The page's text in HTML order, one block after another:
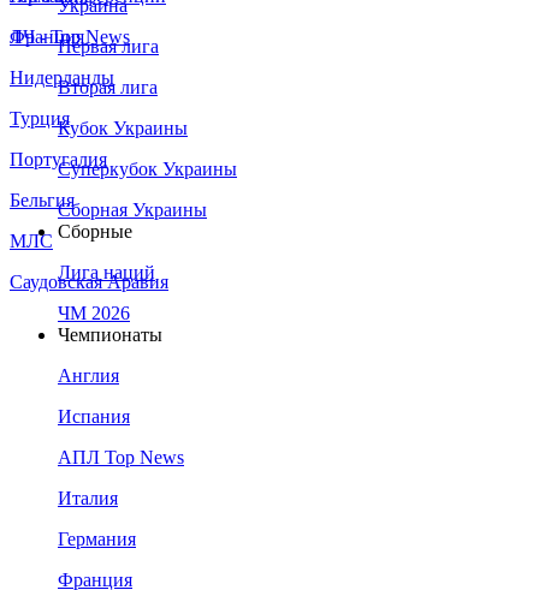
Франция
Нидерланды
Турция
Португалия
Бельгия
МЛС
Саудовская Аравия
ЛЧ - Top News
Украина
Первая лига
Вторая лига
Кубок Украины
Суперкубок Украины
Сборная Украины
Сборные
Лига наций
ЧМ 2026
Чемпионаты
Англия
Испания
АПЛ Top News
Италия
Германия
Франция